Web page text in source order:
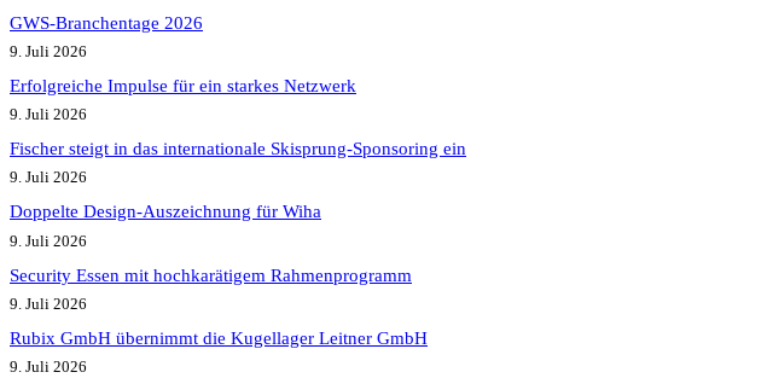
GWS-Branchentage 2026
9. Juli 2026
Erfolgreiche Impulse für ein starkes Netzwerk
9. Juli 2026
Fischer steigt in das internationale Skisprung-Sponsoring ein
9. Juli 2026
Doppelte Design-Auszeichnung für Wiha
9. Juli 2026
Security Essen mit hochkarätigem Rahmenprogramm
9. Juli 2026
Rubix GmbH übernimmt die Kugellager Leitner GmbH
9. Juli 2026